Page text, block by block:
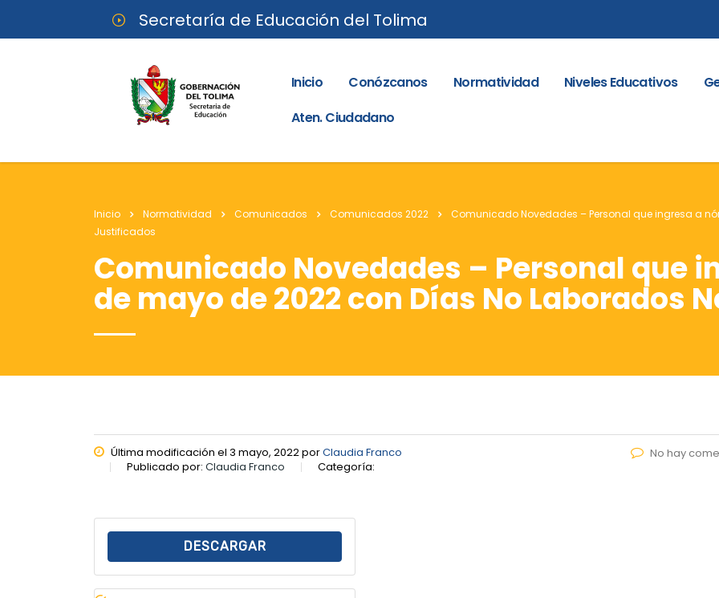
Secretaría de Educación del Tolima
Inicio Conózcanos Normatividad Niveles Educativos
Aten. Ciudadano
Inicio Normatividad Comunicados Comunicados 2022
Comunicado Novedades – Personal que ingresa a
Justificados
Comunicado Novedades – Personal que
de mayo de 2022 con Días No Laborados
Última modificación el 3 mayo, 2022 porClaudia Franco
Publicado por: Claudia Franco Categoría:
No hay
DESCARGAR